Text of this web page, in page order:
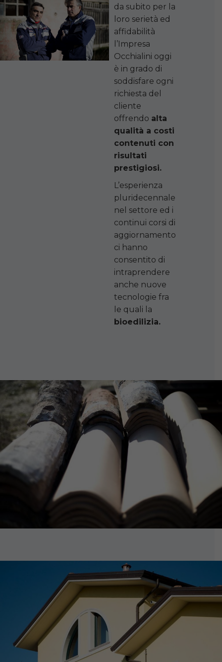
da subito per la
loro serietà ed
affidabilità
l’Impresa
Occhialini oggi
è in grado di
soddisfare ogni
richiesta del
cliente
offrendo alta
qualità a costi
contenuti con
risultati
prestigiosi.
L’esperienza
pluridecennale
nel settore ed i
continui corsi di
aggiornamento
ci hanno
consentito di
intraprendere
anche nuove
tecnologie fra
le quali la
bioedilizia.